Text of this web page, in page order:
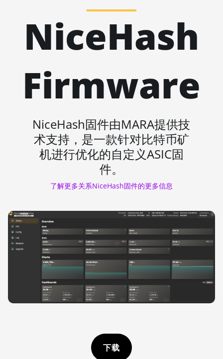
NiceHash
Firmware
NiceHash固件由MARA提供技
术支持，是一款针对比特币矿
机进行优化的自定义ASIC固
件。
了解更多关系NiceHash固件的更多信息
下载